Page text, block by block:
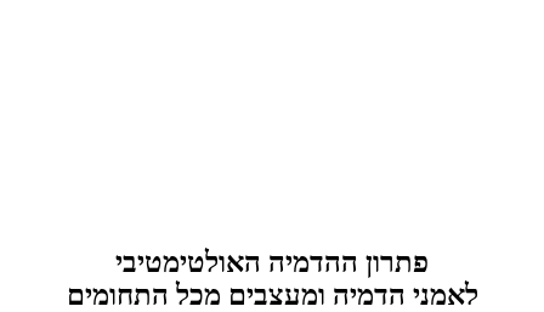
פתרון ההדמיה האולטימטיבי
לאמני הדמיה ומעצבים מכל התחומים